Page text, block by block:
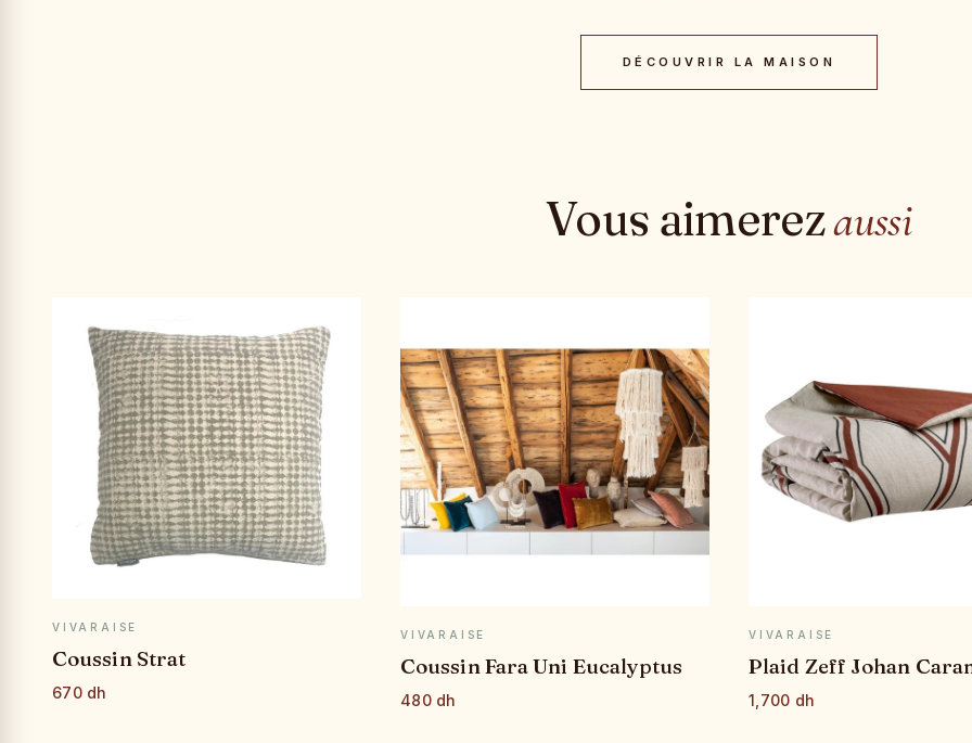
DÉCOUVRIR LA MAISON
Vous aimerezaussi
VIVARAISE
Coussin Strat
670 dh
VIVARAISE
Coussin Fara Uni Eucalyptus
480 dh
VIVARAISE
Plaid Zeff Johan
1,700 dh